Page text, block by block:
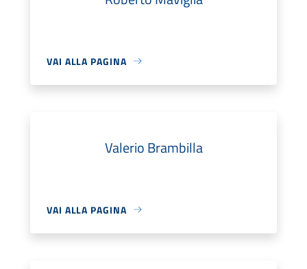
VAI ALLA PAGINA
Valerio Brambilla
VAI ALLA PAGINA